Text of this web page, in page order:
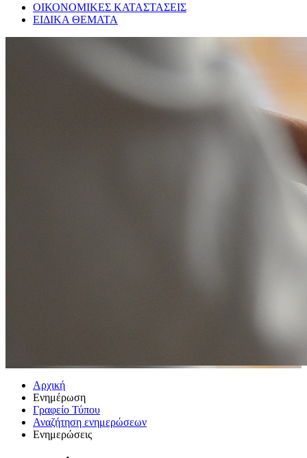
ΟΙΚΟΝΟΜΙΚΕΣ ΚΑΤΑΣΤΑΣΕΙΣ
ΕΙΔΙΚΑ ΘΕΜΑΤΑ
Αρχική
Ενημέρωση
Γραφείο Τύπου
Αναζήτηση ενημερώσεων
Ενημερώσεις